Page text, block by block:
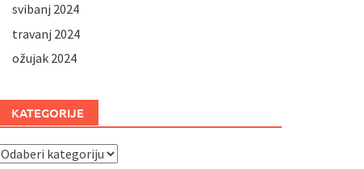
svibanj 2024
travanj 2024
ožujak 2024
KATEGORIJE
Kategorije